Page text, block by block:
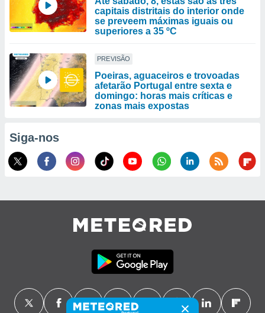
capitais distritais do interior onde
se preveem máximas iguais ou
superiores a 35 ºC
PREVISÃO
Poeiras, aguaceiros e trovoadas
afetarão Portugal entre sexta e
domingo: horas mais críticas e
zonas mais expostas
Siga-nos